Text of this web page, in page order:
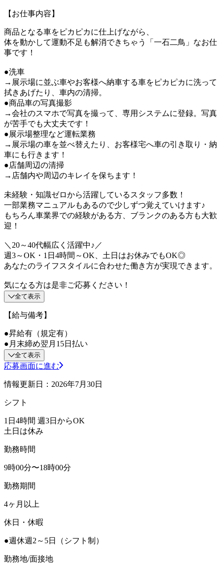
【お仕事内容】
商品となる車をピカピカに仕上げながら、
体を動かして運動不足も解消できちゃう「一石二鳥」なお仕
事です！
●洗車
→展示場に並ぶ車やお客様へ納車する車をピカピカに洗って
拭きあげたり、車内の清掃。
●商品車の写真撮影
→会社のスマホで写真を撮って、専用システムに登録。写真
が苦手でも大丈夫です！
●展示場整理など運転業務
→展示場の車を並べ替えたり、お客様宅へ車の引き取り・納
車にも行きます！
●店舗周辺の清掃
→店舗内や周辺のキレイを保ちます！
未経験・知識ゼロから活躍しているスタッフ多数！
一部業務マニュアルもあるので少しずつ覚えていけます♪
もちろん車業界での経験がある方、ブランクのある方も大歓
迎！
＼20～40代幅広く活躍中♪／
週3～OK・1日4時間～OK、土日はお休みでもOK◎
あなたのライフスタイルに合わせた働き方が実現できます。
気になる方は是非ご応募ください！
全て表示
【給与備考】
●昇給有（規定有）
●月末締め翌月15日払い
全て表示
応募画面に進む
情報更新日：2026年7月30日
シフト
1日4時間 週3日からOK
土日は休み
勤務時間
9時00分〜18時00分
勤務期間
4ヶ月以上
休日・休暇
●週休週2～5日（シフト制）
勤務地/面接地